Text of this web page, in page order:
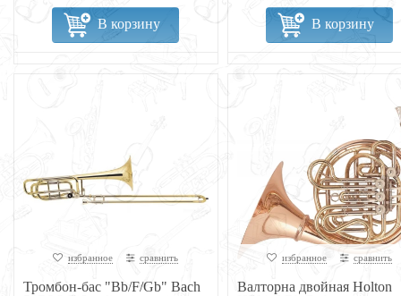
В корзину В корзину
избранное сравнить
Тромбон-бас "Bb/F/Gb" Bach
избранное сравнить
Валторна двойная Holton